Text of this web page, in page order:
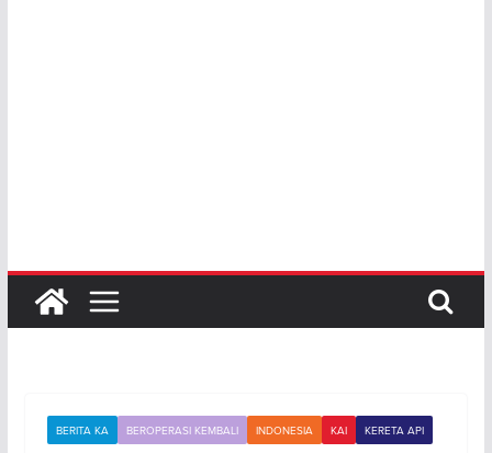
BERITA KA BEROPERASI KEMBALI INDONESIA KAI KERETA API